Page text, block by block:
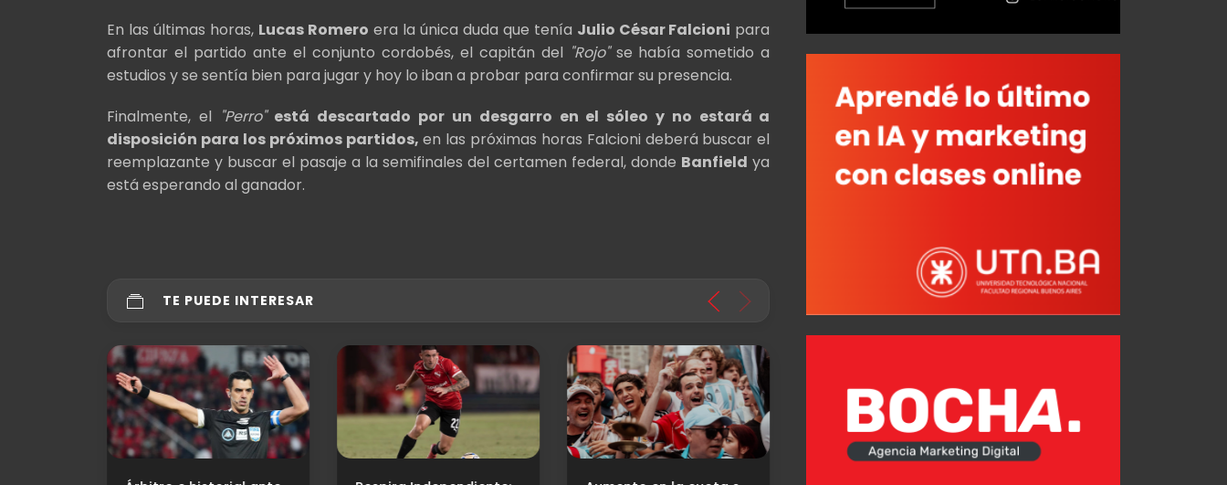
En las últimas horas, Lucas Romero era la única duda que tenía Julio César Falcioni para
afrontar el partido ante el conjunto cordobés, el capitán del "Rojo"se había sometido a
estudios y se sentía bien para jugar y hoy lo iban a probar para confirmar su presencia.
Finalmente, el "Perro" está descartado por un desgarro en el sóleo y no estará a
disposición para los próximos partidos, en las próximas horas Falcioni deberá buscar el
reemplazante y buscar el pasaje a la semifinales del certamen federal, donde Banfield ya
está esperando al ganador.
TE PUEDE INTERESAR